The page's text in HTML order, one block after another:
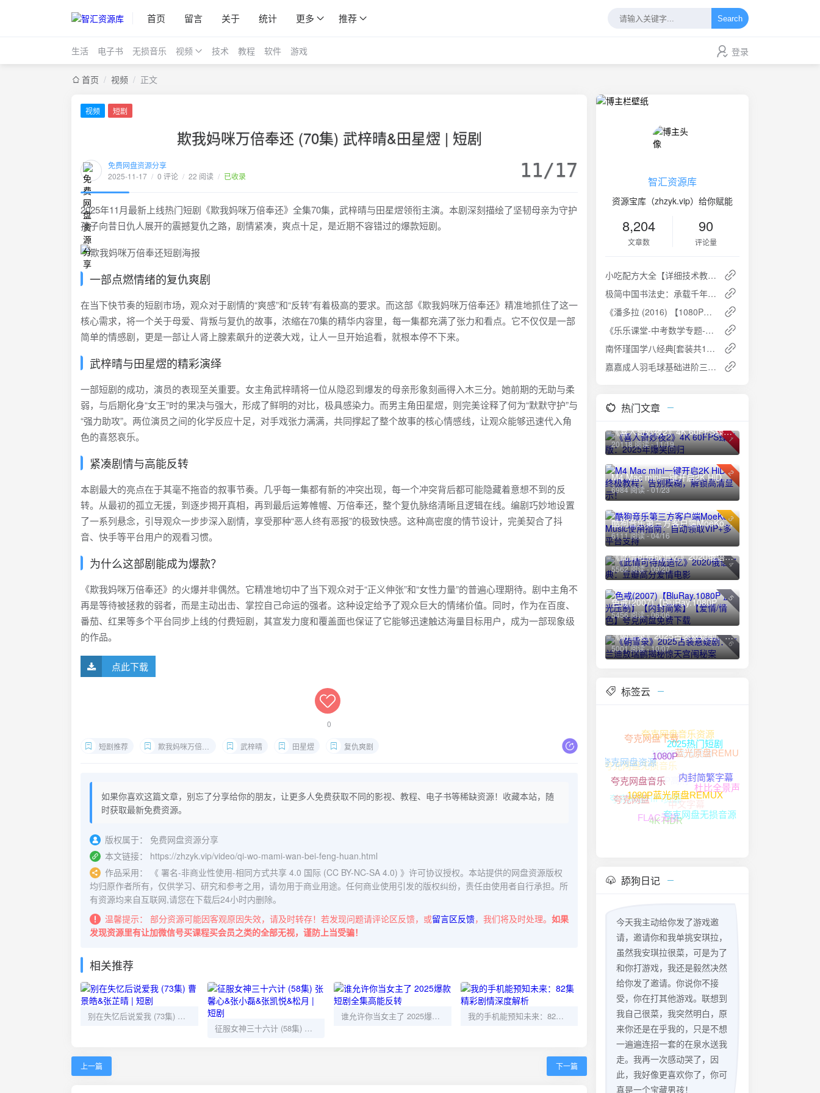
首页 留言 关于 统计 更多 推荐 Search
生活 电子书 无损音乐 视频 技术 教程 软件 游戏 登录
首页 / 视频 / 正文
视频 短剧
欺我妈咪万倍奉还 (70集) 武梓晴&田星熤 | 短剧
免费网盘资源分享
2025-11-17 / 0 评论 / 22 阅读 / 已收录 11/17
2025年11月最新上线热门短剧《欺我妈咪万倍奉还》全集70集，武梓晴与田星熤领衔主演。本剧深刻描绘了坚韧母亲为守护
孩子向昔日仇人展开的震撼复仇之路，剧情紧凑，爽点十足，是近期不容错过的爆款短剧。
一部点燃情绪的复仇爽剧
在当下快节奏的短剧市场，观众对于剧情的“爽感”和“反转”有着极高的要求。而这部《欺我妈咪万倍奉还》精准地抓住了这一
核心需求，将一个关于母爱、背叛与复仇的故事，浓缩在70集的精华内容里，每一集都充满了张力和看点。它不仅仅是一部
简单的情感剧，更是一部让人肾上腺素飙升的逆袭大戏，让人一旦开始追看，就根本停不下来。
武梓晴与田星熤的精彩演绎
一部短剧的成功，演员的表现至关重要。女主角武梓晴将一位从隐忍到爆发的母亲形象刻画得入木三分。她前期的无助与柔
弱，与后期化身“女王”时的果决与强大，形成了鲜明的对比，极具感染力。而男主角田星熤，则完美诠释了何为“默默守护”与
“强力助攻”。两位演员之间的化学反应十足，对手戏张力满满，共同撑起了整个故事的核心情感线，让观众能够迅速代入角
色的喜怒哀乐。
紧凑剧情与高能反转
本剧最大的亮点在于其毫不拖沓的叙事节奏。几乎每一集都有新的冲突出现，每一个冲突背后都可能隐藏着意想不到的反
转。从最初的孤立无援，到逐步揭开真相，再到最后运筹帷幄、万倍奉还，整个复仇脉络清晰且逻辑在线。编剧巧妙地设置
了一系列悬念，引导观众一步步深入剧情，享受那种“恶人终有恶报”的极致快感。这种高密度的情节设计，完美契合了抖
音、快手等平台用户的观看习惯。
为什么这部剧能成为爆款？
《欺我妈咪万倍奉还》的火爆并非偶然。它精准地切中了当下观众对于“正义伸张”和“女性力量”的普遍心理期待。剧中主角不
再是等待被拯救的弱者，而是主动出击、掌控自己命运的强者。这种设定给予了观众巨大的情绪价值。同时，作为在百度、
番茄、红果等多个平台同步上线的付费短剧，其宣发力度和覆盖面也保证了它能够迅速触达海量目标用户，成为一部现象级
的作品。
点此下载
0
短剧推荐 欺我妈咪万倍奉还 武梓晴 田星熤 复仇爽剧
如果你喜欢这篇文章，别忘了分享给你的朋友，让更多人免费获取不同的影视、教程、电子书等稀缺资源！收藏本站，随
时获取最新免费资源。
版权属于：
免费网盘资源分享
本文链接：
https://zhzyk.vip/video/qi-wo-mami-wan-bei-feng-huan.html
作品采用：
《 署名-非商业性使用-相同方式共享 4.0 国际 (CC BY-NC-SA 4.0) 》许可协议授权。本站提供的网盘资源版权
均归原作者所有，仅供学习、研究和参考之用，请勿用于商业用途。任何商业使用引发的版权纠纷，责任由使用者自行承担。所
有资源均来自互联网,请您在下载后24小时内删除。
温馨提示：
部分资源可能因客观原因失效，请及时转存！若发现问题请评论区反馈，或留言区反馈，我们将及时处理。 如果
发现资源里有让加微信号买课程买会员之类的全部无视，谨防上当受骗！
相关推荐
别在失忆后说爱我 (73集) 曹景皓&张芷晴 | 短剧
征服女神三十六计 (58集) 张馨心&张小磊&张凯悦&松月 | 短剧
谁允许你当女主了 2025爆款短剧全集高能反转 我的手机能预知未来：82集精彩剧情深度解析
上一篇 下一篇
智汇资源库
资源宝库（zhzyk.vip）给你赋能
8,204
文章数
90
评论量
小吃配方大全【详细技术教程+300个配方】网盘免费资源下载
极简中国书法史：承载千年文化艺术的独特魅力 [PDF]
《潘多拉 (2016) 【1080P】韩语中字》夸克网盘高速下载+免费资源
《乐乐课堂-中考数学专题-几何综合》夸克网盘高速下载+免费资源
南怀瑾国学八经典[套装共12册]免费下载
嘉嘉成人羽毛球基础进阶三合一精品课夸克网盘免费下载
热门文章
1
《喜人奇妙夜2》4K 60FPS臻彩版：2025年爆笑回归
20118 阅读 - 11/19
2
M4 Mac mini一键开启2K HiDPI终极教程：告别模糊，解锁高清显示！
6984 阅读 - 01/23
3
酷狗音乐第三方客户端MoeKoe Music使用指南：自动领取VIP+多平台支持
6111 阅读 - 04/16
4
《此情可待成追忆》2020俄语经典：豆瓣高分爱情电影
5562 阅读 - 09/20
5
色戒(2007)【BluRay.1080P 蓝光压制】【内封简繁】【爱情/情色】夸克网盘免费下载
5456 阅读 - 06/06
6
《朝雪录》2025古装悬疑剧：李兰迪敖瑞鹏揭秘惊天宫闱秘案
5001 阅读 - 10/07
标签云
夸克网盘无损音乐
夸克网盘资源
夸克网盘下载
夸克网盘音乐资源
1080P高清资源
1080P高清
夸克网盘HIFI资源
夸克网盘
夸克网盘音乐
1080P
2025热门短剧
蓝光原盘REMUX
无损音乐下载
中文字幕
4K HDR
FLAC无损
1080P蓝光原盘REMUX
内封简繁字幕
杜比全景声
夸克网盘无损音源
舔狗日记
今天我主动给你发了游戏邀
请，邀请你和我单挑安琪拉，
虽然我安琪拉很菜，可是为了
和你打游戏，我还是毅然决然
给你发了邀请。你说你不接
受，你在打其他游戏。联想到
我自己很菜，我突然明白，原
来你还是在乎我的，只是不想
一遍遍连招一套的在泉水送我
走。我再一次感动哭了，因
此，我好像更喜欢你了，你可
真是一个宝藏男孩！